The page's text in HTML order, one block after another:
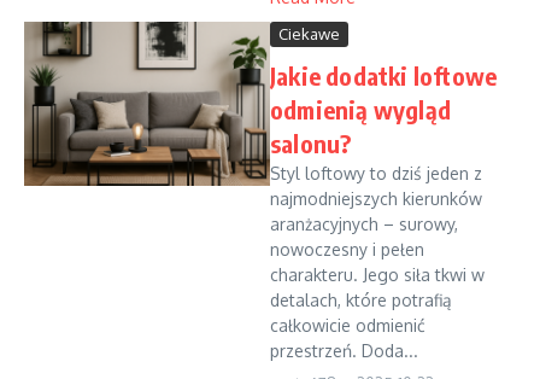
Ciekawe
Jakie dodatki loftowe
odmienią wygląd
salonu?
Styl loftowy to dziś jeden z
najmodniejszych kierunków
aranżacyjnych – surowy,
nowoczesny i pełen
charakteru. Jego siła tkwi w
detalach, które potrafią
całkowicie odmienić
przestrzeń. Doda...